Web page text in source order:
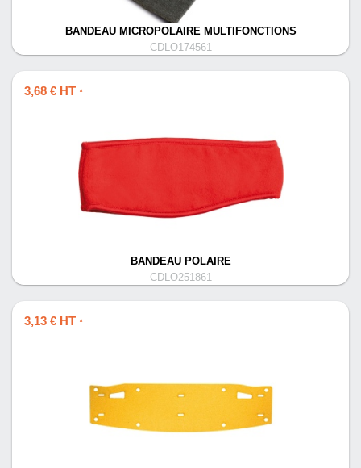
BANDEAU MICROPOLAIRE MULTIFONCTIONS
CDLO174561
3,68 € HT *
BANDEAU POLAIRE
CDLO251861
3,13 € HT *